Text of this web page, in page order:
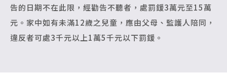
告的日期不在此限，經勸告不聽者，處罰鍰3萬元至15萬
元。家中如有未滿12歲之兒童，應由父母、監護人陪同，
違反者可處3千元以上1萬5千元以下罰鍰。